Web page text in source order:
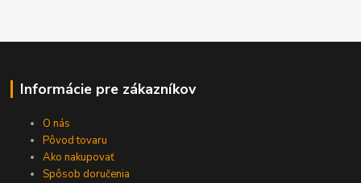
Informácie pre zákazníkov
O nás
Pôvod tovaru
Ako nakupovať
Spôsob doručenia